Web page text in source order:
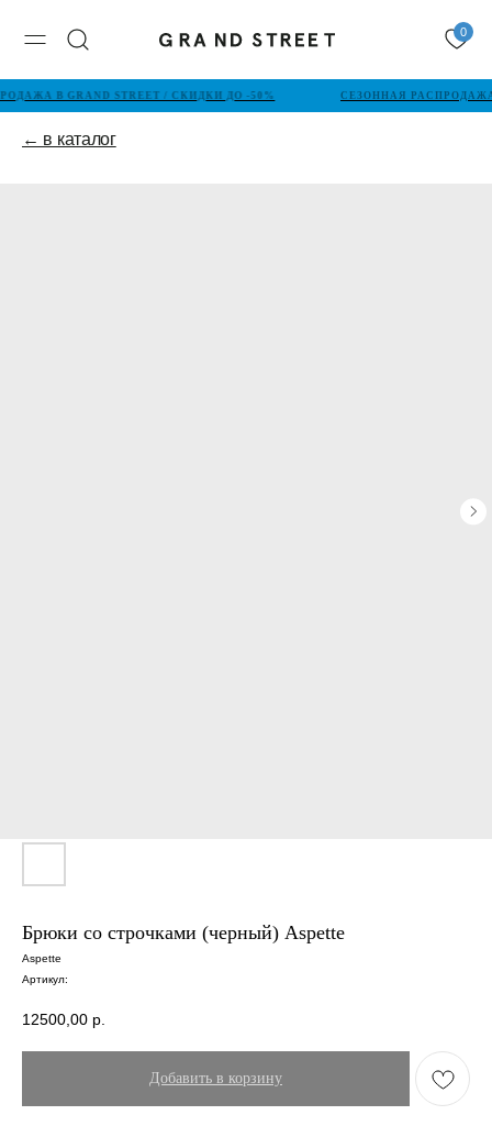
0
В GRAND STREET / СКИДКИ ДО -50% СЕЗОННАЯ РАСПРОДАЖА
← в каталог
Брюки со строчками (черный) Aspette
Aspette
Артикул:
12500,00 р.
Добавить в корзину